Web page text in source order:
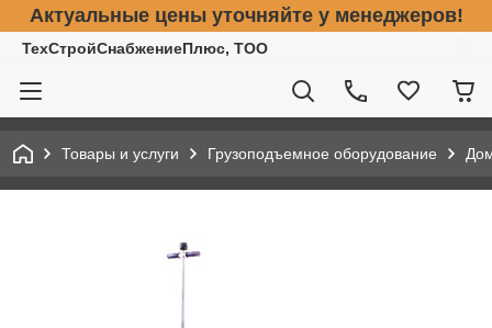
Актуальные цены уточняйте у менеджеров!
ТехСтройСнабжениеПлюс, ТОО
Товары и услуги Грузоподъемное оборудование